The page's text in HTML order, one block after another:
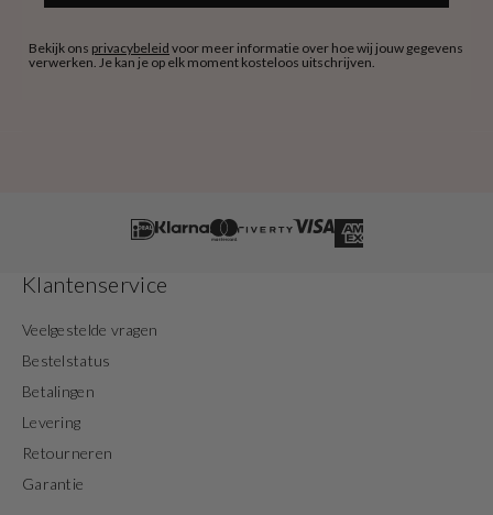
Bekijk ons privacybeleid voor meer informatie over hoe wij jouw gegevens
verwerken. Je kan je op elk moment kosteloos uitschrijven.
Klantenservice
Veelgestelde vragen
Bestelstatus
Betalingen
Levering
Retourneren
Garantie